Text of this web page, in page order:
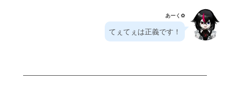
あーく✿⁠
てぇてぇは正義です！